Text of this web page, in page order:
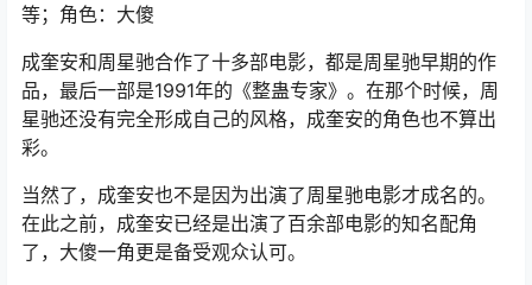
等；角色：大傻
成奎安和周星驰合作了十多部电影，都是周星驰早期的作
品，最后一部是1991年的《整蛊专家》。在那个时候，周
星驰还没有完全形成自己的风格，成奎安的角色也不算出
彩。
当然了，成奎安也不是因为出演了周星驰电影才成名的。
在此之前，成奎安已经是出演了百余部电影的知名配角
了，大傻一角更是备受观众认可。